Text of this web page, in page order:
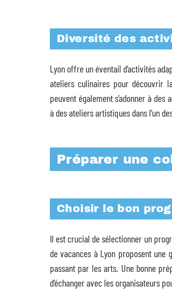
Diversité des
Lyon offre un éventail d’activités
ateliers culinaires pour découvrir
peuvent également s’adonner à
à des ateliers artistiques dans l’un
Préparer une
Choisir le bon
Il est crucial de sélectionner un
de vacances à Lyon proposent une
passant par les arts. Une bonne
d’échanger avec les organisateurs